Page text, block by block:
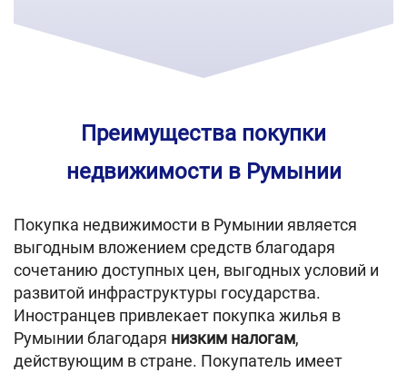
Преимущества покупки
недвижимости в Румынии
Покупка недвижимости в Румынии является
выгодным вложением средств благодаря
сочетанию доступных цен, выгодных условий и
развитой инфраструктуры государства.
Иностранцев привлекает покупка жилья в
Румынии благодаря низким налогам,
действующим в стране. Покупатель имеет